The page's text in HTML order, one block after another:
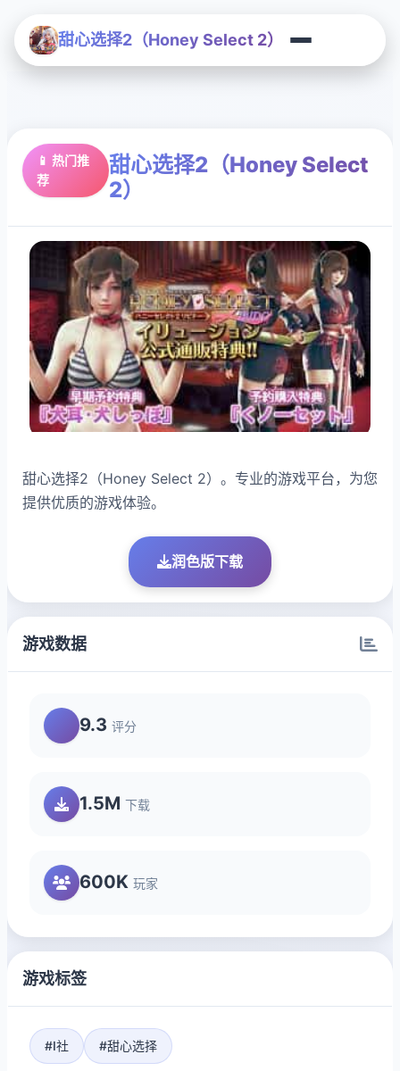
甜心选择2（Honey Select 2）
📱 热门推
荐
甜心选择2（Honey Select
2）
甜心选择2（Honey Select 2）。专业的游戏平台，为您
提供优质的游戏体验。
润色版下载
游戏数据
9.3 评分
1.5M 下载
600K 玩家
游戏标签
#I社 #甜心选择